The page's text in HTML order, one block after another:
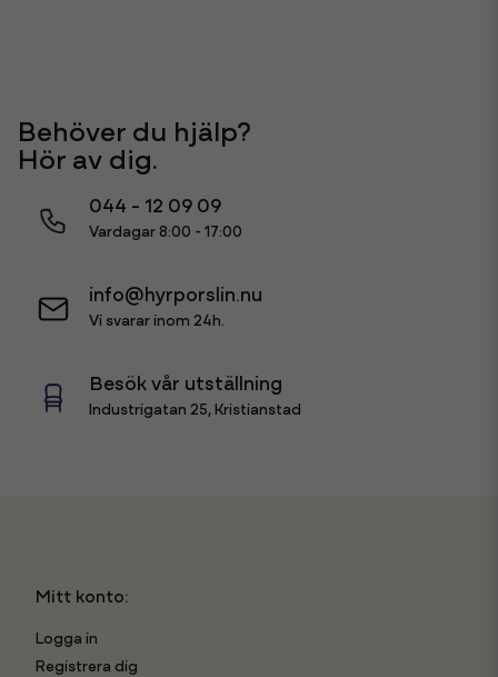
Behöver du hjälp?
Hör av dig.
044 - 12 09 09
Vardagar 8:00 - 17:00
info@hyrporslin.nu
Vi svarar inom 24h.
Besök vår utställning
Industrigatan 25, Kristianstad
Mitt konto:
Logga in
Registrera dig